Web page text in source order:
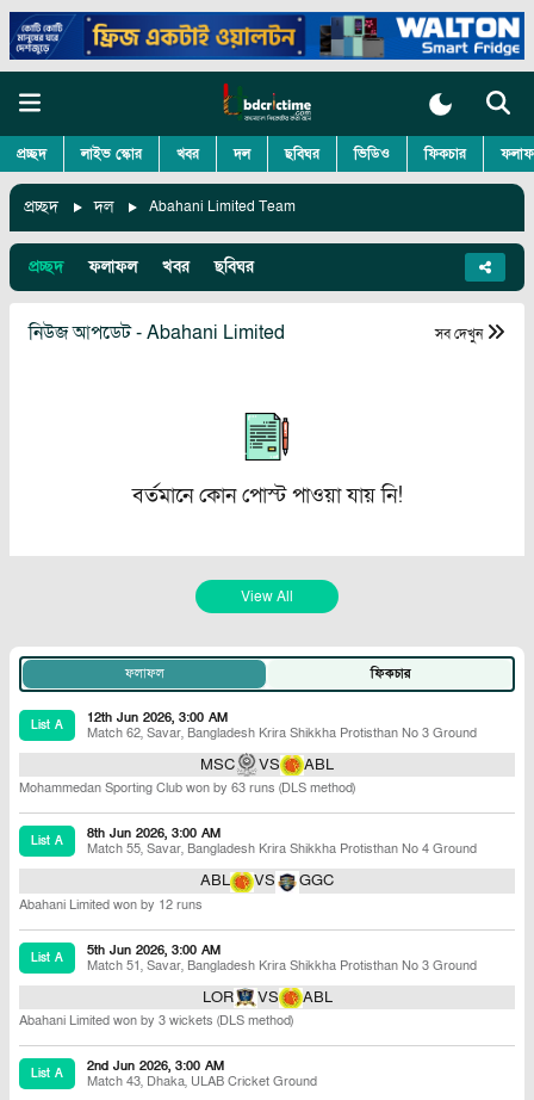
প্রচ্ছদ লাইভ স্কোর খবর দল ছবিঘর ভিডিও ফিকচার
প্রচ্ছদ দল Abahani Limited Team
প্রচ্ছদ ফলাফল খবর ছবিঘর
নিউজ আপডেট - Abahani Limited সব দেখুন
বর্তমানে কোন পোস্ট পাওয়া যায় নি!
View All
ফলাফল ফিকচার
List A
12th Jun 2026, 3:00 AM
Match 62, Savar, Bangladesh Krira Shikkha Protisthan No 3 Ground
MSC VS ABL
Mohammedan Sporting Club won by 63 runs (DLS method)
List A
8th Jun 2026, 3:00 AM
Match 55, Savar, Bangladesh Krira Shikkha Protisthan No 4 Ground
ABL VS GGC
Abahani Limited won by 12 runs
List A
5th Jun 2026, 3:00 AM
Match 51, Savar, Bangladesh Krira Shikkha Protisthan No 3 Ground
LOR VS ABL
Abahani Limited won by 3 wickets (DLS method)
List A
2nd Jun 2026, 3:00 AM
Match 43, Dhaka, ULAB Cricket Ground